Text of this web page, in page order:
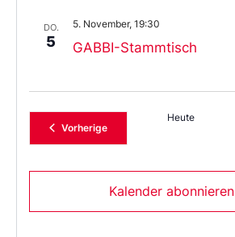
DO.
5 GABBI-Stammtisch
5. November, 19:30
VorherigeVeranstaltungen
Heute
Kalender abonnieren